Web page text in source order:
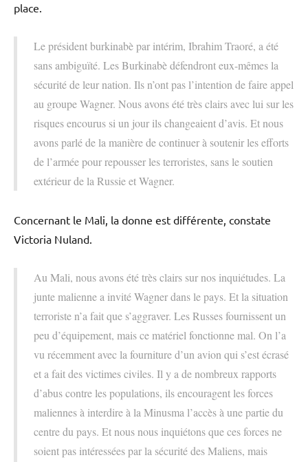
place.
Le président burkinabè par intérim, Ibrahim Traoré, a été
sans ambiguïté. Les Burkinabè défendront eux-mêmes la
sécurité de leur nation. Ils n’ont pas l’intention de faire appel
au groupe Wagner. Nous avons été très clairs avec lui sur les
risques encourus si un jour ils changeaient d’avis. Et nous
avons parlé de la manière de continuer à soutenir les efforts
de l’armée pour repousser les terroristes, sans le soutien
extérieur de la Russie et Wagner.
Concernant le Mali, la donne est différente, constate
Victoria Nuland.
Au Mali, nous avons été très clairs sur nos inquiétudes. La
junte malienne a invité Wagner dans le pays. Et la situation
terroriste n’a fait que s’aggraver. Les Russes fournissent un
peu d’équipement, mais ce matériel fonctionne mal. On l’a
vu récemment avec la fourniture d’un avion qui s’est écrasé
et a fait des victimes civiles. Il y a de nombreux rapports
d’abus contre les populations, ils encouragent les forces
maliennes à interdire à la Minusma l’accès à une partie du
centre du pays. Et nous nous inquiétons que ces forces ne
soient pas intéressées par la sécurité des Maliens, mais